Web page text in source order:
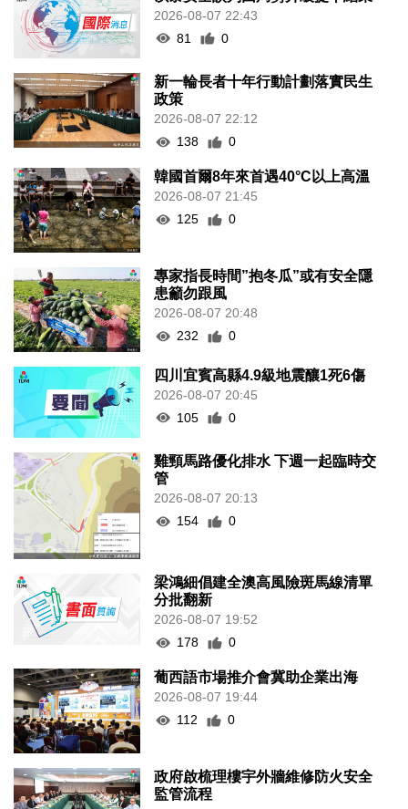
2026-08-07 22:43
81
0
新一輪長者十年行動計劃落實民生
政策
2026-08-07 22:12
138
0
韓國首爾8年來首遇40°C以上高溫
2026-08-07 21:45
125
0
專家指長時間”抱冬瓜”或有安全隱
患籲勿跟風
2026-08-07 20:48
232
0
四川宜賓高縣4.9級地震釀1死6傷
2026-08-07 20:45
105
0
雞頸馬路優化排水 下週一起臨時交
管
2026-08-07 20:13
154
0
梁鴻細倡建全澳高風險斑馬線清單
分批翻新
2026-08-07 19:52
178
0
葡西語市場推介會冀助企業出海
2026-08-07 19:44
112
0
政府啟梳理樓宇外牆維修防火安全
監管流程